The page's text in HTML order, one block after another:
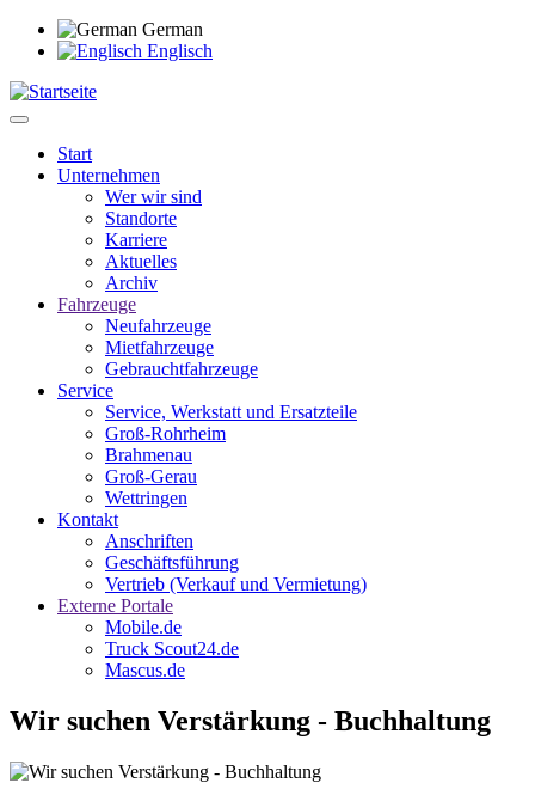
Direkt
zum
German
Englisch
Main
Start
Unternehmen
Wer wir sind
Standorte
Karriere
Aktuelles
Archiv
Fahrzeuge
Neufahrzeuge
Mietfahrzeuge
Gebrauchtfahrzeuge
Service
Service, Werkstatt und Ersatzteile
Groß-Rohrheim
Brahmenau
Groß-Gerau
Wettringen
Kontakt
Anschriften
Geschäftsführung
Vertrieb (Verkauf und Vermietung)
Externe Portale
Mobile.de
Truck Scout24.de
Mascus.de
Wir suchen Verstärkung - Buchhaltung